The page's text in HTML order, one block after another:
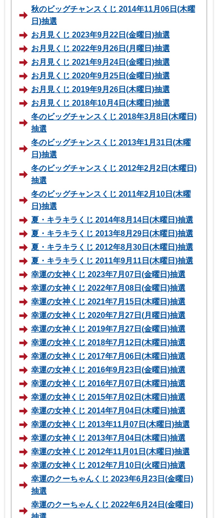
秋のビッグチャンスくじ 2014年11月06日(木曜
日)抽選
お月見くじ 2023年9月22日(金曜日)抽選
お月見くじ 2022年9月26日(月曜日)抽選
お月見くじ 2021年9月24日(金曜日)抽選
お月見くじ 2020年9月25日(金曜日)抽選
お月見くじ 2019年9月26日(木曜日)抽選
お月見くじ 2018年10月4日(木曜日)抽選
冬のビッグチャンスくじ 2018年3月8日(木曜日)
抽選
冬のビッグチャンスくじ 2013年1月31日(木曜
日)抽選
冬のビッグチャンスくじ 2012年2月2日(木曜日)
抽選
冬のビッグチャンスくじ 2011年2月10日(木曜
日)抽選
夏・キラキラくじ 2014年8月14日(木曜日)抽選
夏・キラキラくじ 2013年8月29日(木曜日)抽選
夏・キラキラくじ 2012年8月30日(木曜日)抽選
夏・キラキラくじ 2011年9月11日(木曜日)抽選
幸運の女神くじ 2023年7月07日(金曜日)抽選
幸運の女神くじ 2022年7月08日(金曜日)抽選
幸運の女神くじ 2021年7月15日(木曜日)抽選
幸運の女神くじ 2020年7月27日(月曜日)抽選
幸運の女神くじ 2019年7月27日(金曜日)抽選
幸運の女神くじ 2018年7月12日(木曜日)抽選
幸運の女神くじ 2017年7月06日(木曜日)抽選
幸運の女神くじ 2016年9月23日(金曜日)抽選
幸運の女神くじ 2016年7月07日(木曜日)抽選
幸運の女神くじ 2015年7月02日(木曜日)抽選
幸運の女神くじ 2014年7月04日(木曜日)抽選
幸運の女神くじ 2013年11月07日(木曜日)抽選
幸運の女神くじ 2013年7月04日(木曜日)抽選
幸運の女神くじ 2012年11月01日(木曜日)抽選
幸運の女神くじ 2012年7月10日(火曜日)抽選
幸運のクーちゃんくじ 2023年6月23日(金曜日)
抽選
幸運のクーちゃんくじ 2022年6月24日(金曜日)